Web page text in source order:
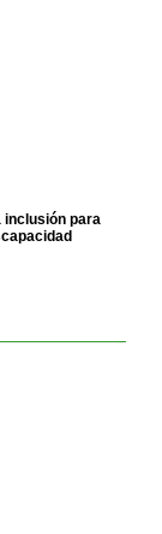
inclusión para